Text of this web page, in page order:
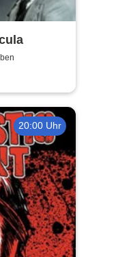
20:00 Uhr